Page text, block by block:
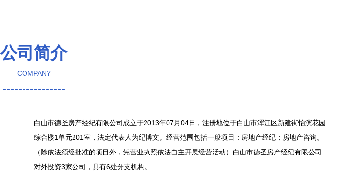
公司简介
COMPANY
----------------
白山市德圣房产经纪有限公司成立于2013年07月04日，注册地位于白山市浑江区新建街怡滨花园
综合楼1单元201室，法定代表人为纪博文。经营范围包括一般项目：房地产经纪；房地产咨询。
（除依法须经批准的项目外，凭营业执照依法自主开展经营活动）白山市德圣房产经纪有限公司
对外投资3家公司，具有6处分支机构。